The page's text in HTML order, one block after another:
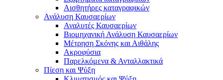
Αισθητήρες καταγραφικών
Ανάλυση Καυσαερίων
Αναλυτές Καυσαερίων
Βιομηχανική Ανάλυση Καυσαερίων
Μέτρηση Σκόνης και Αιθάλης
Ακροφύσια
Παρελκόμενα & Ανταλλακτικά
Πίεση και Ψύξη